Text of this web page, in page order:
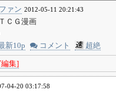
ァン 2012-05-11 20:21:43
ＣＧ漫画
新10p コメント 超絶
集]
04-20 03:17:58